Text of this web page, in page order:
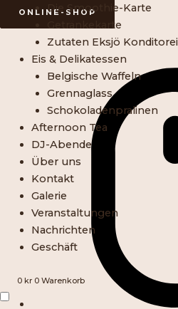
Die Smoothie-Karte
Getränkekarte
Zutaten Eksjö Konditorei
Eis & Delikatessen
Belgische Waffeln
Grennaglass
Schokoladenpralinen
Afternoon Tea
DJ-Abende
Über uns
Kontakt
Galerie
Veranstaltungen
Nachrichten
Geschäft
0 kr 0 Warenkorb
ONLINE-SHOP